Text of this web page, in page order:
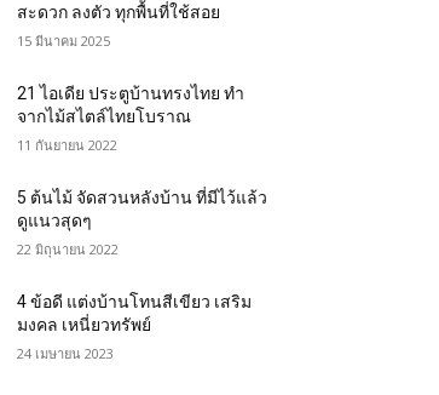
สะดวก ลงตัว ทุกพื้นที่ใช้สอย
15 มีนาคม 2025
21 ไอเดีย ประตูบ้านทรงไทย ทำ
จากไม้สไตล์ไทยโบราณ
11 กันยายน 2022
5 ต้นไม้ จัดสวนหลังบ้าน ที่มีไว้แล้ว
ดูแนวสุดๆ
22 มิถุนายน 2022
4 ข้อดี แต่งบ้านโทนสีเขียว เสริม
มงคล เหนี่ยวทรัพย์
24 เมษายน 2023